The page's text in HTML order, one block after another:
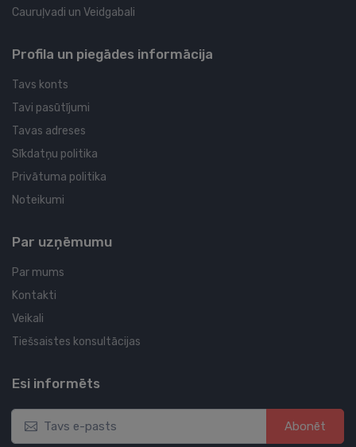
Cauruļvadi un Veidgabali
Profila un piegādes informācija
Tavs konts
Tavi pasūtījumi
Tavas adreses
Sīkdatņu politika
Privātuma politika
Noteikumi
Par uzņēmumu
Par mums
Kontakti
Veikali
Tiešsaistes konsultācijas
Esi informēts
Abonēt